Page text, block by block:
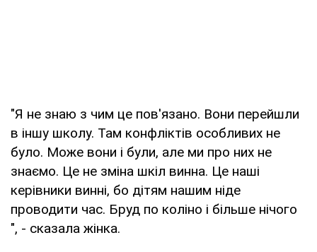
"Я не знаю з чим це пов'язано. Вони перейшли
в іншу школу. Там конфліктів особливих не
було. Може вони і були, але ми про них не
знаємо. Це не зміна шкіл винна. Це наші
керівники винні, бо дітям нашим ніде
проводити час. Бруд по коліно і більше нічого
", - сказала жінка.